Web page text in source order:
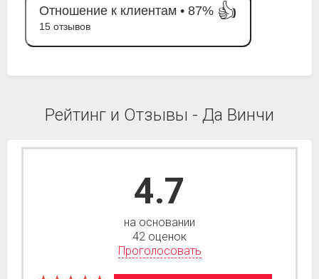
Отношение к клиентам • 87% 👍
15 отзывов
Рейтинг и Отзывы - Да Винчи
4.7
на основании
42 оценок
Проголосовать